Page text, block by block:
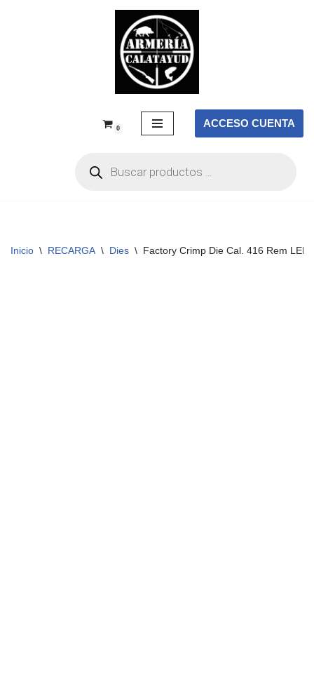
0 ACCESO CUENTA
Inicio \ RECARGA \ Dies \ Factory Crimp Die Cal. 416 Rem LEE